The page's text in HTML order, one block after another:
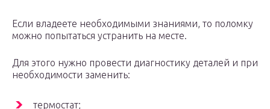
Если владеете необходимыми знаниями, то поломку
можно попытаться устранить на месте.
Для этого нужно провести диагностику деталей и при
необходимости заменить:
термостат;